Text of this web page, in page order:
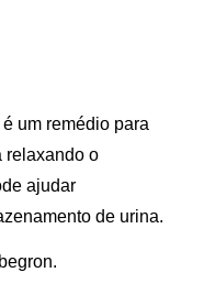
um remédio para
relaxando o
ajudar
de urina.